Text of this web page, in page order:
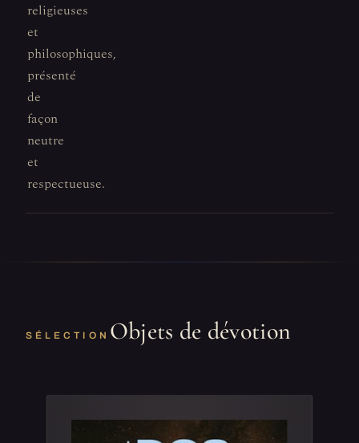
religieuses
et
philosophiques,
présenté
de
façon
neutre
et
respectueuse.
SÉLECTION Objets de dévotion